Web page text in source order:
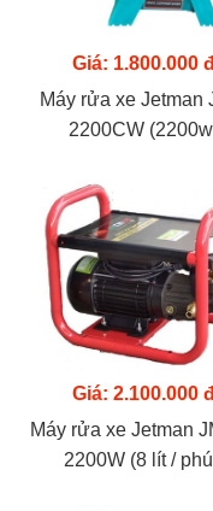
Giá: 1.800.000
Máy rửa xe Jetman
2200CW
Giá: 2.100.000
Máy rửa xe Jetman
2200W (8 lít /